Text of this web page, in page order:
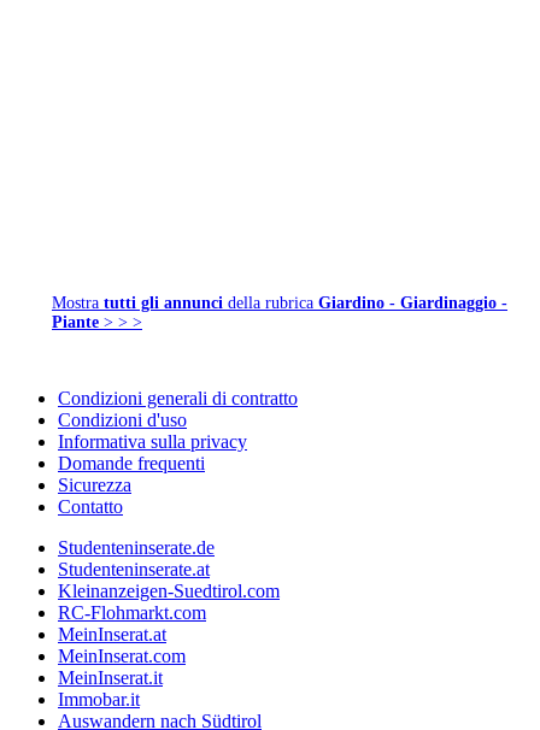
Mostra tutti gli annunci della rubrica Giardino - Giardinaggio -
Piante > > >
Condizioni generali di contratto
Condizioni d'uso
Informativa sulla privacy
Domande frequenti
Sicurezza
Contatto
Studenteninserate.de
Studenteninserate.at
Kleinanzeigen-Suedtirol.com
RC-Flohmarkt.com
MeinInserat.at
MeinInserat.com
MeinInserat.it
Immobar.it
Auswandern nach Südtirol